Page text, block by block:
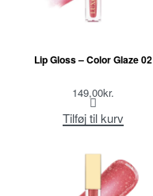
Lip Gloss – Color Glaze 02
149,00kr.
Tilføj til kurv